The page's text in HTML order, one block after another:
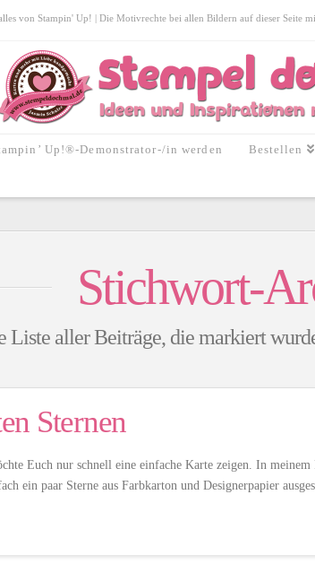
von Stampin' Up! | Die Motivrechte bei allen Bildern auf dieser Seite
Up!®-Demonstrator-/in werden Bestellen
Stichwort-
Liste aller Beiträge, die markiert
Sternen
Euch nur schnell eine einfache Karte zeigen. In
ein paar Sterne aus Farbkarton und Designerpapier